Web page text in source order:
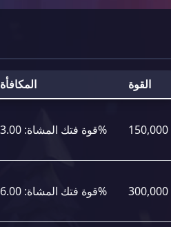
المكافأة القوة
قوة فتك المشاة:3.00% 150,000
قوة فتك المشاة:6.00% 300,000